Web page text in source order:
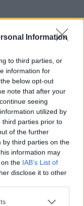
Information
to third parties, or
information for
below opt-out
note that after your
seeing
utilized by
third parties prior to
of the further
by third parties on the
information may
the IAB’s List of
disclose it to other
or more Google
πως απέφυγε
ρήξη μηνίσκου.
μείνει για
δράσης και
να
πλήγμα στην
στο
θα αναμετρηθεί
ομάδες είναι
Μεγάλη